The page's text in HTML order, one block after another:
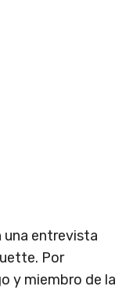
una entrevista
Por
y miembro de la